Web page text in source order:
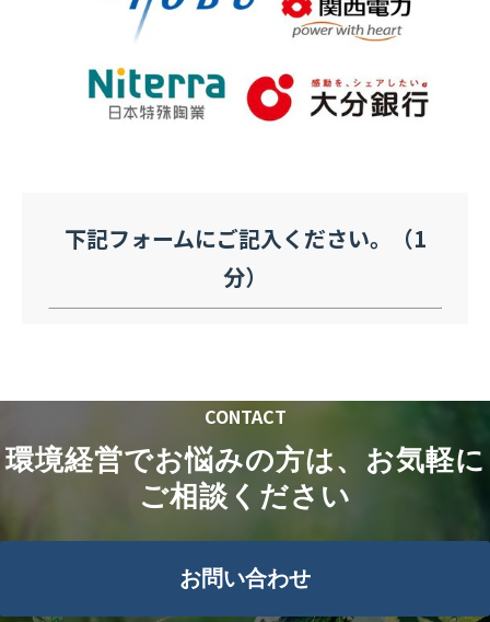
下記フォームにご記入ください。（1
分）
CONTACT
環境経営でお悩みの方は、お気軽に
ご相談ください
お問い合わせ